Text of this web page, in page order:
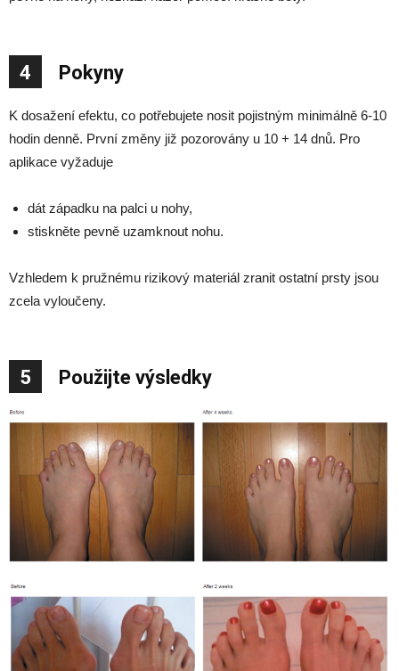
4 Pokyny
K dosažení efektu, co potřebujete nosit pojistným minimálně 6-10
hodin denně. První změny již pozorovány u 10 + 14 dnů. Pro
aplikace vyžaduje
dát západku na palci u nohy,
stiskněte pevně uzamknout nohu.
Vzhledem k pružnému rizikový materiál zranit ostatní prsty jsou
zcela vyloučeny.
5 Použijte výsledky